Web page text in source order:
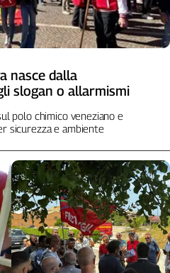
nasce dalla
slogan o allarmismi
polo chimico veneziano e
sicurezza e ambiente